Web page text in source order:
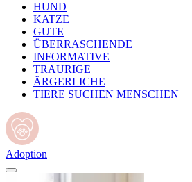
HUND
KATZE
GUTE
ÜBERRASCHENDE
INFORMATIVE
TRAURIGE
ÄRGERLICHE
TIERE SUCHEN MENSCHEN
Adoption